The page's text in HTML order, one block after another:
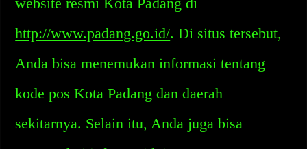
http://www.padang.go.id/. Di situs tersebut,
Anda bisa menemukan informasi tentang
kode pos Kota Padang dan daerah
sekitarnya. Selain itu, Anda juga bisa